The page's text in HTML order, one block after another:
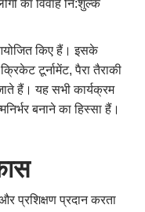
का विवाह नि:शुल्क
किए हैं। इसके
टूर्नामेंट,पैरा तैराकी
हैं। यह सभी कार्यक्रम
बनाने का हिस्सा हैं।
प्रशिक्षण प्रदान करता